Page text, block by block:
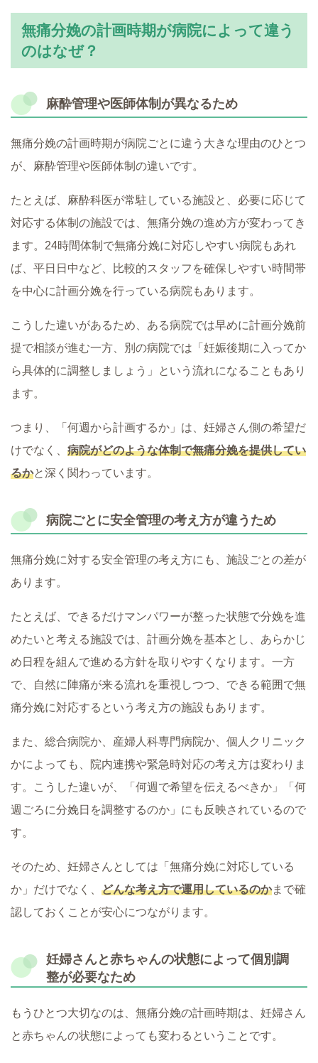
無痛分娩の計画時期が病院によって違う
のはなぜ？
麻酔管理や医師体制が異なるため
無痛分娩の計画時期が病院ごとに違う大きな理由のひとつ
が、麻酔管理や医師体制の違いです。
たとえば、麻酔科医が常駐している施設と、必要に応じて
対応する体制の施設では、無痛分娩の進め方が変わってき
ます。24時間体制で無痛分娩に対応しやすい病院もあれ
ば、平日日中など、比較的スタッフを確保しやすい時間帯
を中心に計画分娩を行っている病院もあります。
こうした違いがあるため、ある病院では早めに計画分娩前
提で相談が進む一方、別の病院では「妊娠後期に入ってか
ら具体的に調整しましょう」という流れになることもあり
ます。
つまり、「何週から計画するか」は、妊婦さん側の希望だ
けでなく、 病院がどのような体制で無痛分娩を提供してい
るかと深く関わっています。
病院ごとに安全管理の考え方が違うため
無痛分娩に対する安全管理の考え方にも、施設ごとの差が
あります。
たとえば、できるだけマンパワーが整った状態で分娩を進
めたいと考える施設では、計画分娩を基本とし、あらかじ
め日程を組んで進める方針を取りやすくなります。一方
で、自然に陣痛が来る流れを重視しつつ、できる範囲で無
痛分娩に対応するという考え方の施設もあります。
また、総合病院か、産婦人科専門病院か、個人クリニック
かによっても、院内連携や緊急時対応の考え方は変わりま
す。こうした違いが、「何週で希望を伝えるべきか」「何
週ごろに分娩日を調整するのか」にも反映されているので
す。
そのため、妊婦さんとしては「無痛分娩に対応している
か」だけでなく、 どんな考え方で運用しているのかまで確
認しておくことが安心につながります。
妊婦さんと赤ちゃんの状態によって個別調
整が必要なため
もうひとつ大切なのは、無痛分娩の計画時期は、妊婦さん
と赤ちゃんの状態によっても変わるということです。